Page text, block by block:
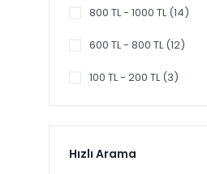
800 TL - 1000 TL (14)
600 TL - 800 TL (12)
100 TL - 200 TL (3)
Hızlı Arama